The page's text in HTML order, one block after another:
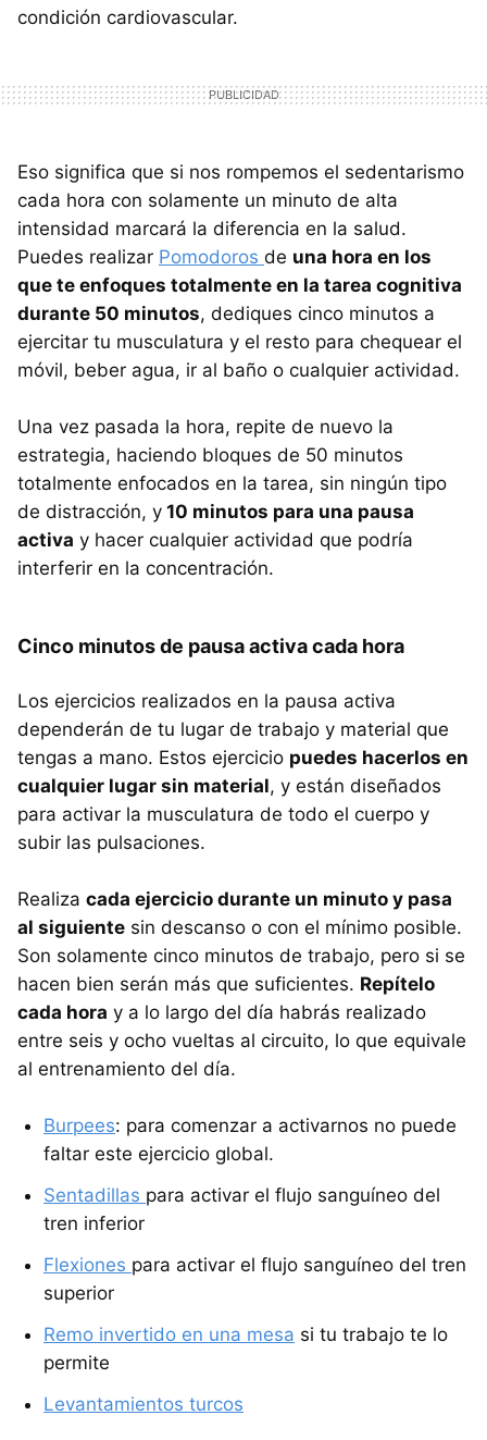
condición cardiovascular.
Eso significa que si nos rompemos el sedentarismo
cada hora con solamente un minuto de alta
intensidad marcará la diferencia en la salud.
Puedes realizar Pomodoros de una hora en los
que te enfoques totalmente en la tarea cognitiva
durante 50 minutos, dediques cinco minutos a
ejercitar tu musculatura y el resto para chequear el
móvil, beber agua, ir al baño o cualquier actividad.
Una vez pasada la hora, repite de nuevo la
estrategia, haciendo bloques de 50 minutos
totalmente enfocados en la tarea, sin ningún tipo
de distracción, y 10 minutos para una pausa
activa y hacer cualquier actividad que podría
interferir en la concentración.
Cinco minutos de pausa activa cada hora
Los ejercicios realizados en la pausa activa
dependerán de tu lugar de trabajo y material que
tengas a mano. Estos ejercicio puedes hacerlos en
cualquier lugar sin material, y están diseñados
para activar la musculatura de todo el cuerpo y
subir las pulsaciones.
Realiza cada ejercicio durante un minuto y pasa
al siguiente sin descanso o con el mínimo posible.
Son solamente cinco minutos de trabajo, pero si se
hacen bien serán más que suficientes. Repítelo
cada hora y a lo largo del día habrás realizado
entre seis y ocho vueltas al circuito, lo que equivale
al entrenamiento del día.
Burpees: para comenzar a activarnos no puede
faltar este ejercicio global.
Sentadillas para activar el flujo sanguíneo del
tren inferior
Flexiones para activar el flujo sanguíneo del tren
superior
Remo invertido en una mesa si tu trabajo te lo
permite
Levantamientos turcos